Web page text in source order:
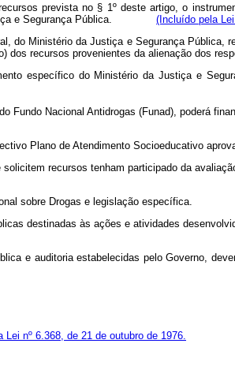
prevista no § 1º deste artigo, o
Justiça e Segurança Pública. (Incluído pela
do Ministério da Justiça e Segurança
dos recursos provenientes da alienação
específico do Ministério da Justiça e
Fundo Nacional Antidrogas (Funad),
Plano de Atendimento Socioeducativo
solicitem recursos tenham participado da
sobre Drogas e legislação específica.
destinadas às ações e atividades
e auditoria estabelecidas pelo Governo,
Lei nº 6.368, de 21 de outubro de 1976.